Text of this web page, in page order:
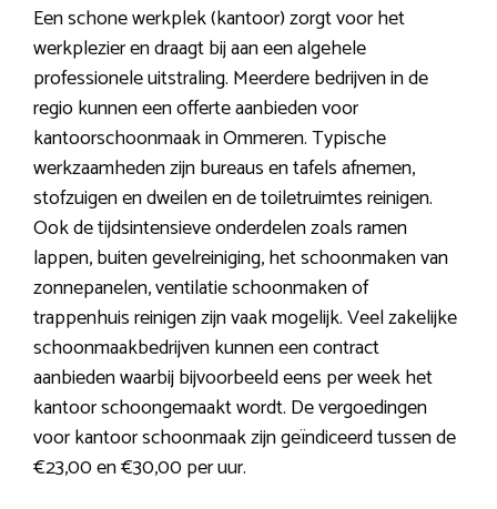
Een schone werkplek (kantoor) zorgt voor het
werkplezier en draagt bij aan een algehele
professionele uitstraling. Meerdere bedrijven in de
regio kunnen een offerte aanbieden voor
kantoorschoonmaak in Ommeren. Typische
werkzaamheden zijn bureaus en tafels afnemen,
stofzuigen en dweilen en de toiletruimtes reinigen.
Ook de tijdsintensieve onderdelen zoals ramen
lappen, buiten gevelreiniging, het schoonmaken van
zonnepanelen, ventilatie schoonmaken of
trappenhuis reinigen zijn vaak mogelijk. Veel zakelijke
schoonmaakbedrijven kunnen een contract
aanbieden waarbij bijvoorbeeld eens per week het
kantoor schoongemaakt wordt. De vergoedingen
voor kantoor schoonmaak zijn geïndiceerd tussen de
€23,00 en €30,00 per uur.